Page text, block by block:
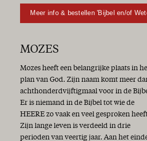
Meer info & bestellen 'Bijbel en/of
MOZES
Mozes heeft een belangrijke plaats in
plan van God. Zijn naam komt meer
achthonderdvijftigmaal voor in de
Er is niemand in de Bijbel tot wie de
HEERE zo vaak en veel gesproken
Zijn lange leven is verdeeld in drie
perioden van veertig jaar. Aan het